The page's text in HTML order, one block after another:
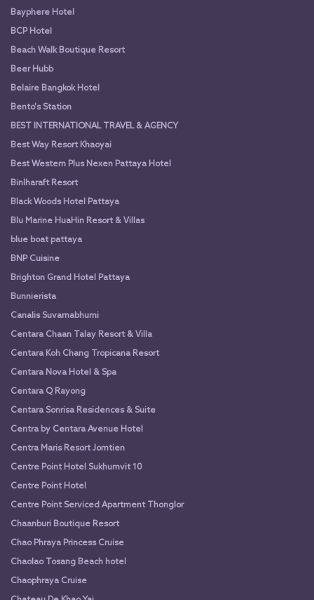
Bayphere Hotel
BCP Hotel
Beach Walk Boutique Resort
Beer Hubb
Belaire Bangkok Hotel
Bento's Station
BEST INTERNATIONAL TRAVEL & AGENCY
Best Way Resort Khaoyai
Best Western Plus Nexen Pattaya Hotel
Binlharaft Resort
Black Woods Hotel Pattaya
Blu Marine HuaHin Resort & Villas
blue boat pattaya
BNP Cuisine
Brighton Grand Hotel Pattaya
Bunnierista
Canalis Suvarnabhumi
Centara Chaan Talay Resort & Villa
Centara Koh Chang Tropicana Resort
Centara Nova Hotel & Spa
Centara Q Rayong
Centara Sonrisa Residences & Suite
Centra by Centara Avenue Hotel
Centra Maris Resort Jomtien
Centre Point Hotel Sukhumvit 10
Centre Point Hotel
Centre Point Serviced Apartment Thonglor
Chaanburi Boutique Resort
Chao Phraya Princess Cruise
Chaolao Tosang Beach hotel
Chaophraya Cruise